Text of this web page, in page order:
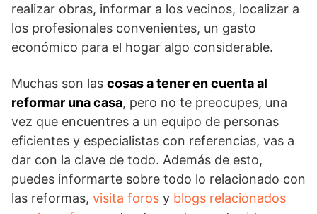
realizar obras, informar a los vecinos, localizar a
los profesionales convenientes, un gasto
económico para el hogar algo considerable.
Muchas son las cosas a tener en cuenta al
reformar una casa, pero no te preocupes, una
vez que encuentres a un equipo de personas
eficientes y especialistas con referencias, vas a
dar con la clave de todo. Además de esto,
puedes informarte sobre todo lo relacionado con
las reformas, visita foros y blogs relacionados